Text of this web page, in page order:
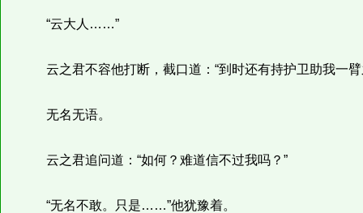
“云大人……”
云之君不容他打断，截口道：“到时还有持护卫助我一臂
无名无语。
云之君追问道：“如何？难道信不过我吗？”
“无名不敢。只是……”他犹豫着。